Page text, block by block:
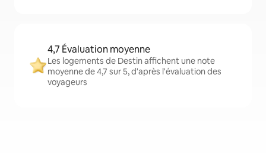
4,7 Évaluation moyenne
Les logements de Destin affichent une note
moyenne de 4,7 sur 5, d'après l'évaluation des
voyageurs